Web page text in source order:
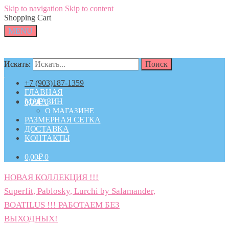
Skip to navigation Skip to content
Shopping Cart
MENU
Искать: Поиск
+7 (903)187-1359
0,00₽ 0
Искать: Поиск
ГЛАВНАЯ
МАГАЗИН
О МАГАЗИНЕ
РАЗМЕРНАЯ СЕТКА
ДОСТАВКА
КОНТАКТЫ
0,00₽ 0
НОВАЯ КОЛЛЕКЦИЯ !!!
Superfit, Pablosky, Lurchi by Salamander,
BOATILUS !!! РАБОТАЕМ БЕЗ
ВЫХОДНЫХ!